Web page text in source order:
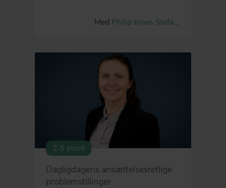
Med Philip Jones Stefanie Sonne
2.5 point
Dagligdagens ansættelsesretlige
problemstillinger